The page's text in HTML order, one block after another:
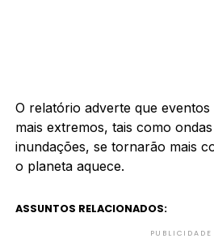
O relatório adverte que
mais extremos, tais como
inundações, se tornarão mais
o planeta aquece.
ASSUNTOS RELACIONADOS:
PUBLICIDADE